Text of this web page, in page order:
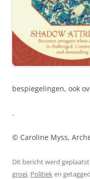
bespiegelingen, ook
.
© Caroline Myss,
Dit bericht werd
groei, Politieken